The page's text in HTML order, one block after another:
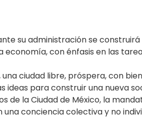
su administración se
con énfasis en las
ciudad libre, próspera, con
para construir una nueva
de la Ciudad de México, la
conciencia colectiva y no